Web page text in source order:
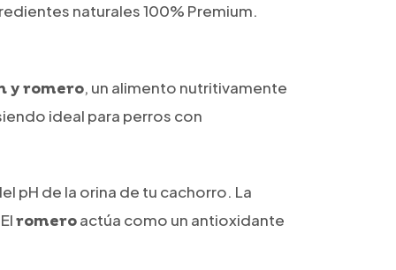
naturales 100% Premium.
y romero, un alimento nutritivamente
ideal para perros con
pH de la orina de tu cachorro. La
romeroactúa como un antioxidante